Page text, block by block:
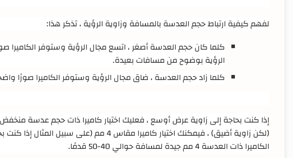
لفهم كيفية ارتباط حجم العدسة بالمسافة وزاوية الرؤية ، تذكر هذا:
كلما كان حجم العدسة أصغر ، اتسع مجال الرؤية وستوفر الكاميرا
الرؤية بوضوح من مسافات بعيدة.
كلما زاد حجم العدسة ، ضاق مجال الرؤية وستوفر الكاميرا صورًا
إذا كنت بحاجة إلى زاوية عرض أوسع ، فعليك اختيار كاميرا ذات حجم عدسة منخفض
(لكن زاوية أضيق) ، فيمكنك اختيار كاميرا مقاس 4 مم (على سبيل المثال إذا كنت بحاجة إلى رؤية ممر سيارتك)
الكاميرا ذات العدسة 4 مم جيدة لمسافة حوالي 40-50 قدمًا
.